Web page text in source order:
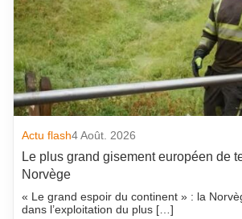
Actu flash4 Août. 2026
Le plus grand gisement européen de
Norvège
« Le grand espoir du continent » : la
dans l’exploitation du plus […]